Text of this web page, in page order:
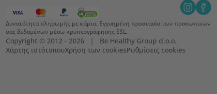
Δυνατότητα πληρωμής με κάρτα. Εγγυημένη προστασία των προσωπικών
σας δεδομένων μέσω κρυπτογράφησης SSL.
Copyright © 2012 - 2026   |   Be Healthy Group d.o.o.
Χάρτης ιστότοπουΧρήση των cookiesΡυθμίσεις cookies